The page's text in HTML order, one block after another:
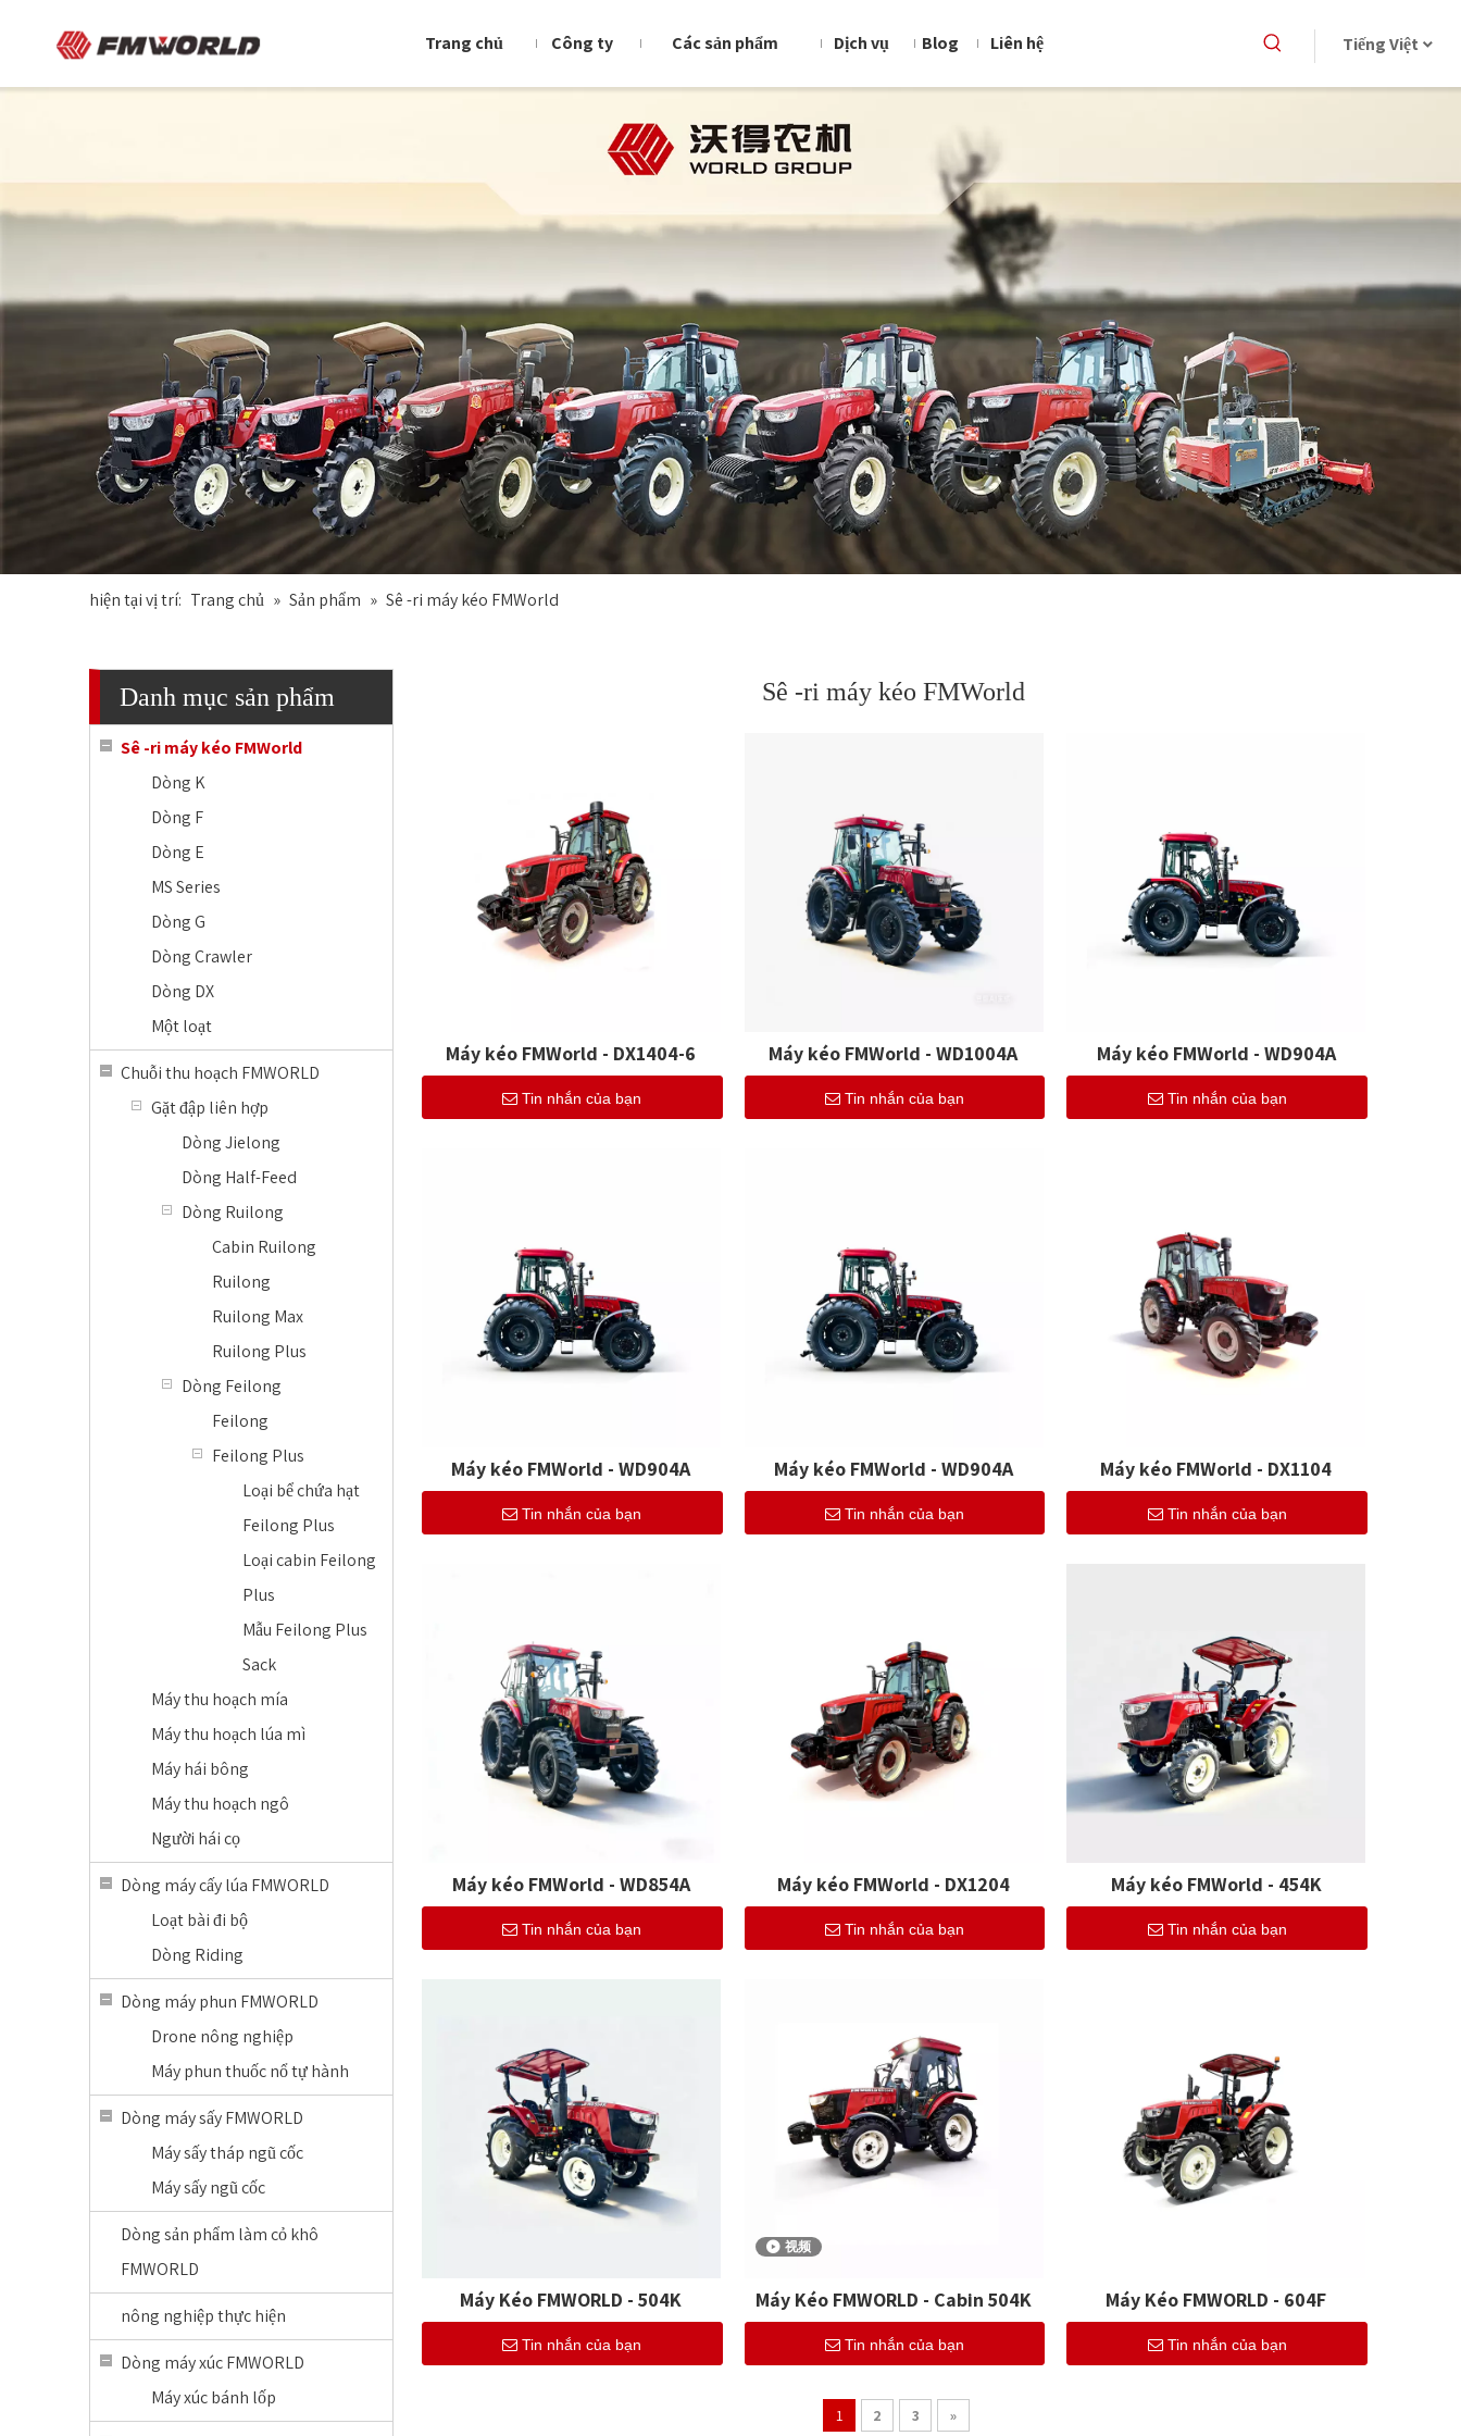
Trang chủ Công ty Các sản phẩm Dịch vụ Blog Liên hệ Tiếng Việt
hiện tại vị trí: Trang chủ » Sản phẩm » Sê -ri máy kéo FMWorld
Danh mục sản phẩm
Sê -ri máy kéo FMWorld
Dòng K
Dòng F
Dòng E
MS Series
Dòng G
Dòng Crawler
Dòng DX
Một loạt
Chuỗi thu hoạch FMWORLD
Gặt đập liên hợp
Dòng Jielong
Dòng Half-Feed
Dòng Ruilong
Cabin Ruilong
Ruilong
Ruilong Max
Ruilong Plus
Dòng Feilong
Feilong
Feilong Plus
Loại bể chứa hạt
Feilong Plus
Loại cabin Feilong
Plus
Mẫu Feilong Plus
Sack
Máy thu hoạch mía
Máy thu hoạch lúa mì
Máy hái bông
Máy thu hoạch ngô
Người hái cọ
Dòng máy cấy lúa FMWORLD
Loạt bài đi bộ
Dòng Riding
Dòng máy phun FMWORLD
Drone nông nghiệp
Máy phun thuốc nổ tự hành
Dòng máy sấy FMWORLD
Máy sấy tháp ngũ cốc
Máy sấy ngũ cốc
Dòng sản phẩm làm cỏ khô
FMWORLD
nông nghiệp thực hiện
Dòng máy xúc FMWORLD
Máy xúc bánh lốp
Sê -ri máy kéo FMWorld
Máy kéo FMWorld - DX1404-6
Tin nhắn của bạn
Máy kéo FMWorld - WD1004A
Tin nhắn của bạn
Máy kéo FMWorld - WD904A
Tin nhắn của bạn
Máy kéo FMWorld - WD904A
Tin nhắn của bạn
Máy kéo FMWorld - WD904A
Tin nhắn của bạn
Máy kéo FMWorld - DX1104
Tin nhắn của bạn
Máy kéo FMWorld - WD854A
Tin nhắn của bạn
Máy kéo FMWorld - DX1204
Tin nhắn của bạn
Máy kéo FMWorld - 454K
Tin nhắn của bạn
Máy Kéo FMWORLD - 504K
Tin nhắn của bạn
视频
Máy Kéo FMWORLD - Cabin 504K
Tin nhắn của bạn
Máy Kéo FMWORLD - 604F
Tin nhắn của bạn
1 2 3 »